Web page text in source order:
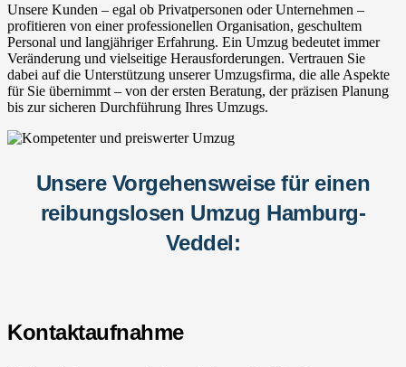
Unsere Kunden – egal ob Privatpersonen oder Unternehmen –
profitieren von einer professionellen Organisation, geschultem
Personal und langjähriger Erfahrung. Ein Umzug bedeutet immer
Veränderung und vielseitige Herausforderungen. Vertrauen Sie
dabei auf die Unterstützung unserer Umzugsfirma, die alle Aspekte
für Sie übernimmt – von der ersten Beratung, der präzisen Planung
bis zur sicheren Durchführung Ihres Umzugs.
Unsere Vorgehensweise für einen
reibungslosen Umzug Hamburg-
Veddel:
Kontaktaufnahme